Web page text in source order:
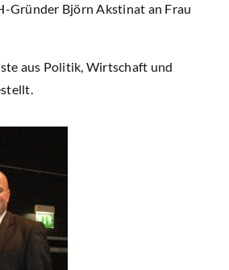
Gründer Björn Akstinat an Frau
aus Politik, Wirtschaft und